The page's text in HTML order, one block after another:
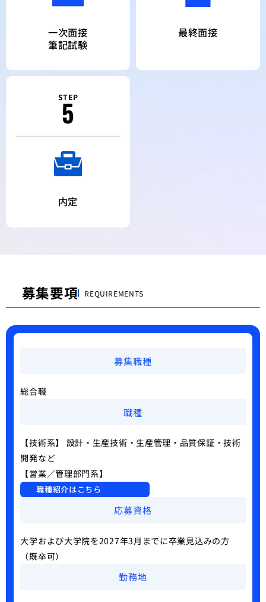
一次面接
筆記試験
最終面接
STEP
5
内定
募集要項 REQUIREMENTS
募集職種
総合職
職種
【技術系】 設計・生産技術・生産管理・品質保証・技術
開発など
【営業／管理部門系】
職種紹介はこちら
応募資格
大学および大学院を2027年3月までに卒業見込みの方
（既卒可）
勤務地